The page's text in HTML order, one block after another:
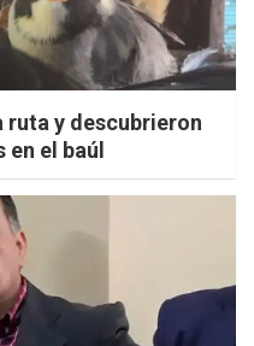
ruta y descubrieron
el baúl